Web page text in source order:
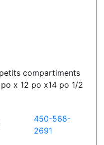
compartiments
x 12 po x14 po 1/2
450-568-
2691